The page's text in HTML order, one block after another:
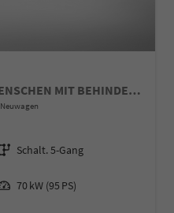
Selection ANGEBOT FÜR MENSCHEN MIT BEHINDERUNG AB 50%! 1.0 TSI 95PS, LED-Scheinwerfer, M-Lederlenkrad, Nebelscheinwerfer, Parksensoren hinten, Sitzheizung, Tempomat, Klimaanlage, Infotainment 8", Fußmatten, 4fach elektr. Fensterheber, Mittelarmlehne vorne
Neuwagen
Getriebe
Schalt. 5-Gang
70 kW (95 PS)